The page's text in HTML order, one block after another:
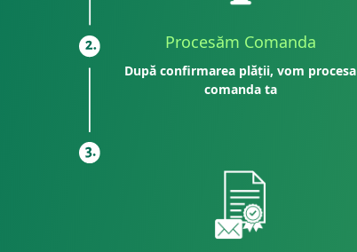
Procesăm Comanda
După confirmarea plății, vom procesa
comanda ta